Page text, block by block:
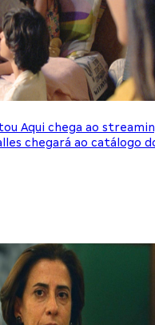
Aqui chega ao
chegará ao catálogo